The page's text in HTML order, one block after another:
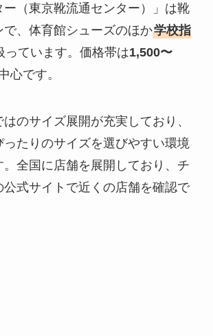
ー（東京靴流通センター）」は靴
、体育館シューズのほか学校指
っています。価格帯は1,500〜
心です。
のサイズ展開が充実しており、
たりのサイズを選びやすい環境
。全国に店舗を展開しており、チ
公式サイトで近くの店舗を確認で